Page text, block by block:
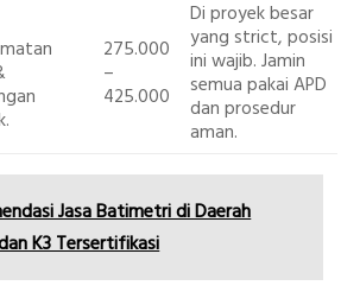
275.000
–
425.000
Di proyek besar
yang strict, posisi
ini wajib. Jamin
semua pakai APD
dan prosedur
aman.
Jasa Batimetri di Daerah
K3 Tersertifikasi